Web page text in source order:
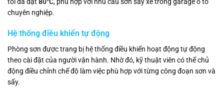
chuyên nghiệp.
Hệ thống điều khiển tự động
Phòng sơn được trang bị hệ thống điều khiển hoạt động tự động
theo cài đặt của người vận hành. Nhờ đó, kỹ thuật viên có thể chủ
động điều chỉnh chế độ làm việc phù hợp với từng công đoạn sơn và
sấy.